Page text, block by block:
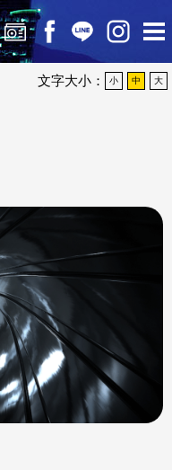
文字大小： 小 中 大